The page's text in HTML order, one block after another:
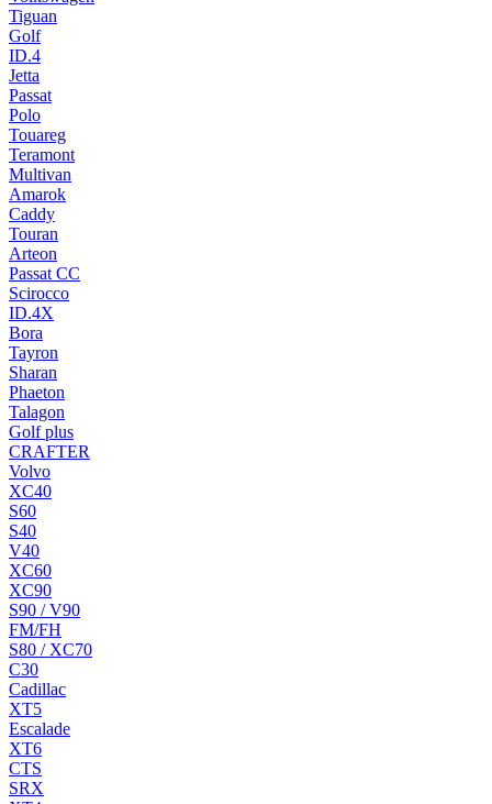
Tiguan
Golf
ID.4
Jetta
Passat
Polo
Touareg
Teramont
Multivan
Amarok
Caddy
Touran
Arteon
Passat CC
Scirocco
ID.4X
Bora
Tayron
Sharan
Phaeton
Talagon
Golf plus
CRAFTER
Volvo
XC40
S60
S40
V40
XC60
XC90
S90 / V90
FM/FH
S80 / XC70
C30
Cadillac
XT5
Escalade
XT6
CTS
SRX